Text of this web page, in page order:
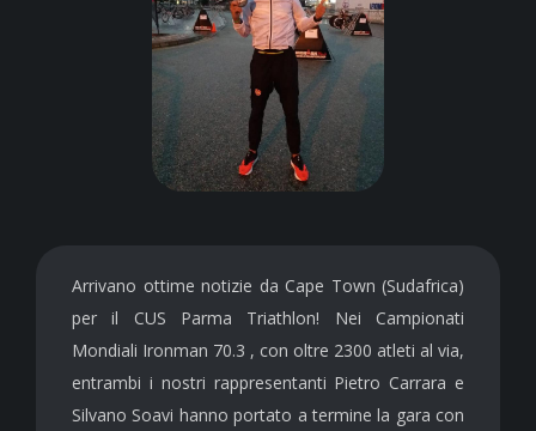
Arrivano ottime notizie da Cape Town (Sudafrica)
per il CUS Parma Triathlon! Nei Campionati
Mondiali Ironman 70.3 , con oltre 2300 atleti al via,
entrambi i nostri rappresentanti Pietro Carrara e
Silvano Soavi hanno portato a termine la gara con